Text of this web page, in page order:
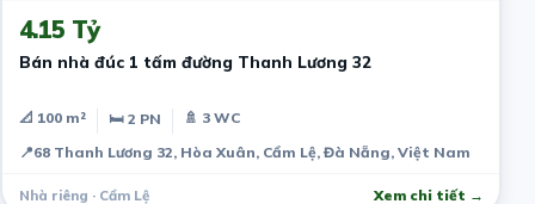
4.15 Tỷ
Bán nhà đúc 1 tấm đường Thanh Lương 32
📐 100 m² 🛏 2 PN
🚿 3 WC
📍68 Thanh Lương 32, Hòa Xuân, Cẩm Lệ, Đà Nẵng, Việt Nam
Nhà riêng · Cẩm Lệ Xem chi tiết →